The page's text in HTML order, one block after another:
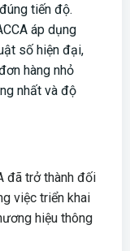
tiến độ.
áp dụng
số hiện đại,
hàng nhỏ
nhất và độ
đã trở thành đối
việc triển khai
hiệu thông